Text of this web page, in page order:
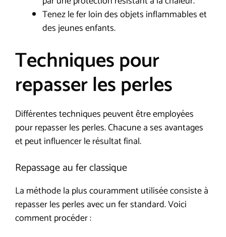
Tenez le fer loin des objets inflammables et
des jeunes enfants.
Techniques pour
repasser les perles
Différentes techniques peuvent être employées
pour repasser les perles. Chacune a ses avantages
et peut influencer le résultat final.
Repassage au fer classique
La méthode la plus couramment utilisée consiste à
repasser les perles avec un fer standard. Voici
comment procéder :